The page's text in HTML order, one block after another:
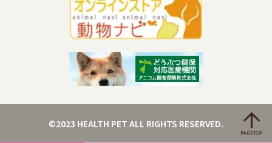
©2023 HEALTH PET ALL RIGHTS RESERVED.